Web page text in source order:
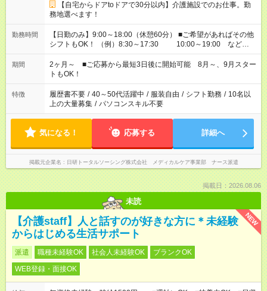
【自宅からドアtoドアで30分以内】介護施設でのお仕事。勤
務地選べます！
勤務時間
【日勤のみ】9:00～18:00（休憩60分） ■ご希望があればその他
シフトもOK！ （例）8:30～17:30 10:00～19:00 など
「家族とお休みを合わせたい」 「できれば残業はしたくない」
など、あなたのご希望に沿ったお仕事をご紹介します！ ※Wワ
ーク希望の方へ 今ご覧のお仕事で希望する勤務時間と、もう1つ
のお仕事の勤務時間。 合計で週40時間を超える場合は応募でき
ません
期間
2ヶ月～ ■ご応募から最短3日後に開始可能 8月～、9月スター
トもOK！
特徴 履歴書不要 / 40～50代活躍中 / 服装自由 / シフト勤務 / 10名以
上の大量募集 / パソコンスキル不要
気になる！ 応募する 詳細へ
掲載元企業名 日研トータルソーシング株式会社 メディカルケア事業部 ナース派遣
掲載日：2026.08.06
未読
NEW
【介護staff】人と話すのが好きな方に＊未経験
からはじめる生活サポート
派遣 職種未経験OK 社会人未経験OK
ブランクOK
WEB登録・面接OK